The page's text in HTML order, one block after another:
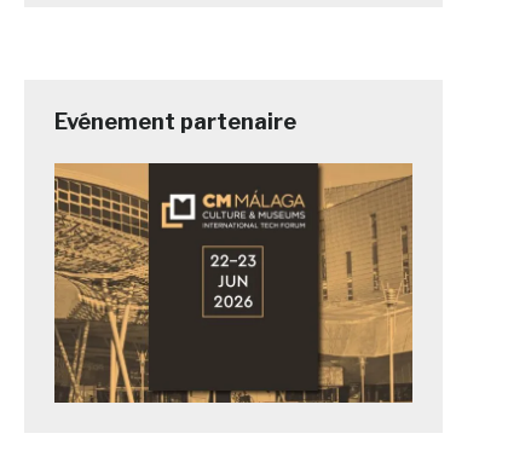
Evénement partenaire